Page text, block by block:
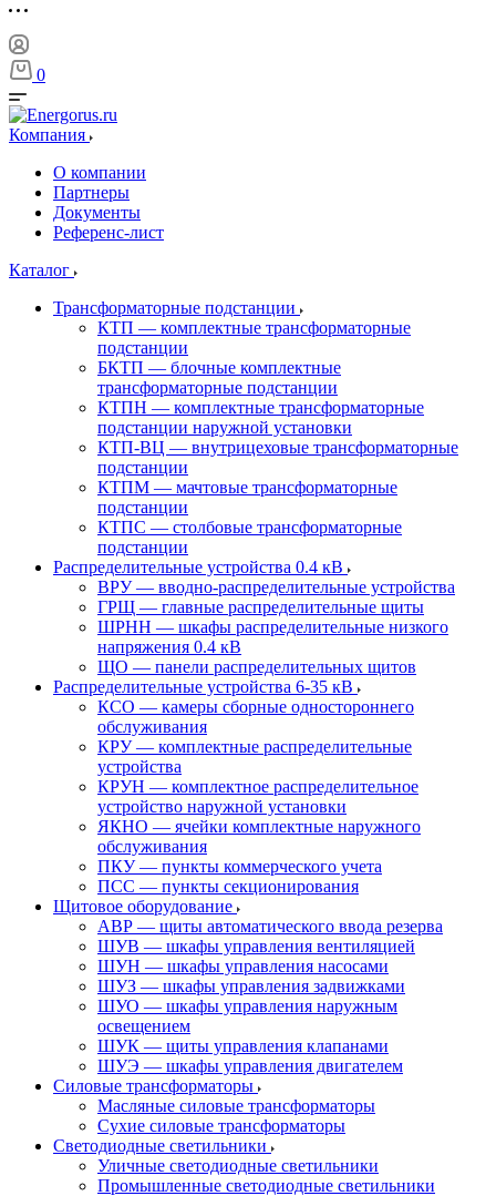
0
Компания
О компании
Партнеры
Документы
Референс-лист
Каталог
Трансформаторные подстанции
КТП — комплектные трансформаторные
подстанции
БКТП — блочные комплектные
трансформаторные подстанции
КТПН — комплектные трансформаторные
подстанции наружной установки
КТП-ВЦ — внутрицеховые трансформаторные
подстанции
КТПМ — мачтовые трансформаторные
подстанции
КТПС — столбовые трансформаторные
подстанции
Распределительные устройства 0.4 кВ
ВРУ — вводно-распределительные устройства
ГРЩ — главные распределительные щиты
ШРНН — шкафы распределительные низкого
напряжения 0.4 кВ
ЩО — панели распределительных щитов
Распределительные устройства 6-35 кВ
КСО — камеры сборные одностороннего
обслуживания
КРУ — комплектные распределительные
устройства
КРУН — комплектное распределительное
устройство наружной установки
ЯКНО — ячейки комплектные наружного
обслуживания
ПКУ — пункты коммерческого учета
ПСС — пункты секционирования
Щитовое оборудование
АВР — щиты автоматического ввода резерва
ШУВ — шкафы управления вентиляцией
ШУН — шкафы управления насосами
ШУЗ — шкафы управления задвижками
ШУО — шкафы управления наружным
освещением
ШУК — щиты управления клапанами
ШУЭ — шкафы управления двигателем
Силовые трансформаторы
Масляные силовые трансформаторы
Сухие силовые трансформаторы
Светодиодные светильники
Уличные светодиодные светильники
Промышленные светодиодные светильники